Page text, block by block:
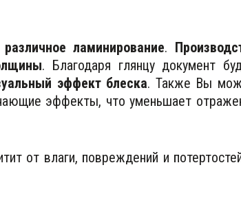
различное ламинирование.
. Благодаря глянцу документ
эффект блеска. Также Вы
эффекты, что уменьшает
от влаги, повреждений и